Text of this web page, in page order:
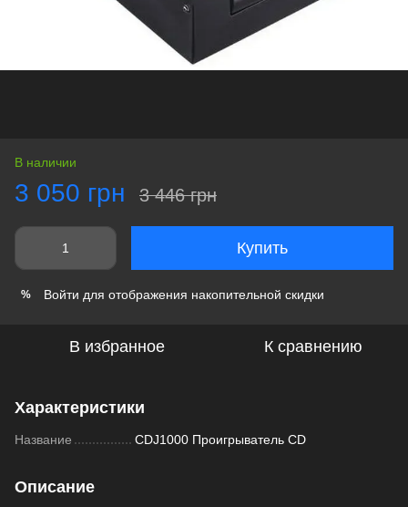
В наличии
3 050 грн 3 446 грн
Купить
% Войти для отображения накопительной скидки
В избранное К сравнению
Характеристики
Название CDJ1000 Проигрыватель CD
Описание